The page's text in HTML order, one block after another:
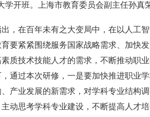
学开班。上海市教育委员会副主任孙真
百年未有之大变局中，在以人工智
要紧紧围绕服务国家战略需求、加快
质技术技能人才的需求，不断推动职
通过本次研修，一是要加快推进职业
产业发展的新需求，对学科专业结构
动思考学科专业建设，不断提高人才